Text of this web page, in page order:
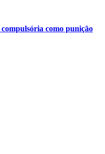
como punição